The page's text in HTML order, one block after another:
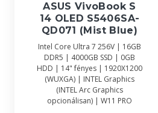
ASUS VivoBook S
14 OLED S5406SA-
QD071 (Mist Blue)
Intel Core Ultra 7 256V | 16GB
DDR5 | 4000GB SSD | 0GB
HDD | 14" fényes | 1920X1200
(WUXGA) | INTEL Graphics
(INTEL Arc Graphics
opcionálisan) | W11 PRO